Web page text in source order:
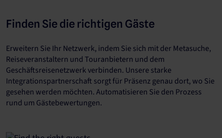
Finden Sie die richtigen Gäste
Erweitern Sie Ihr Netzwerk, indem Sie sich mit der Metasuche,
Reiseveranstaltern und Touranbietern und dem
Geschäftsreisenetzwerk verbinden. Unsere starke
Integrationspartnerschaft sorgt für Präsenz genau dort, wo Sie
gesehen werden möchten. Automatisieren Sie den Prozess
rund um Gästebewertungen.